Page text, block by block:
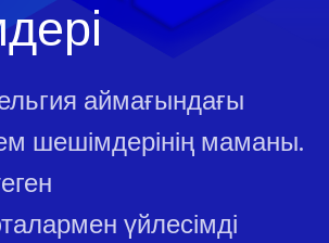
аймағындағы
шешімдерінің маманы.
үйлесімді